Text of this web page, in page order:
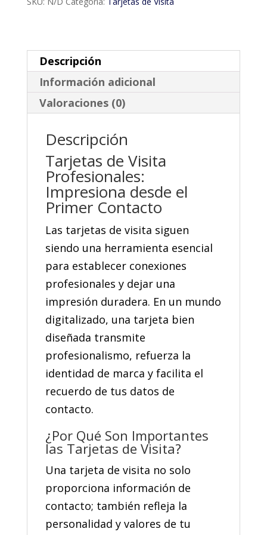
Descripción
Información adicional
Valoraciones (0)
Descripción
Tarjetas de Visita
Profesionales:
Impresiona desde el
Primer Contacto
Las tarjetas de visita siguen
siendo una herramienta esencial
para establecer conexiones
profesionales y dejar una
impresión duradera. En un mundo
digitalizado, una tarjeta bien
diseñada transmite
profesionalismo, refuerza la
identidad de marca y facilita el
recuerdo de tus datos de
contacto.
¿Por Qué Son Importantes
las Tarjetas de Visita?
Una tarjeta de visita no solo
proporciona información de
contacto; también refleja la
personalidad y valores de tu